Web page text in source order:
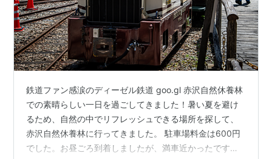
鉄道ファン感涙のディーゼル鉄道 goo.gl 赤沢自然休養林
での素晴らしい一日を過ごしてきました！暑い夏を避け
るため、自然の中でリフレッシュできる場所を探して、
赤沢自然休養林に行ってきました。 駐車場料金は600円
でした。お昼ごろ到着しましたが、満車近かったです。